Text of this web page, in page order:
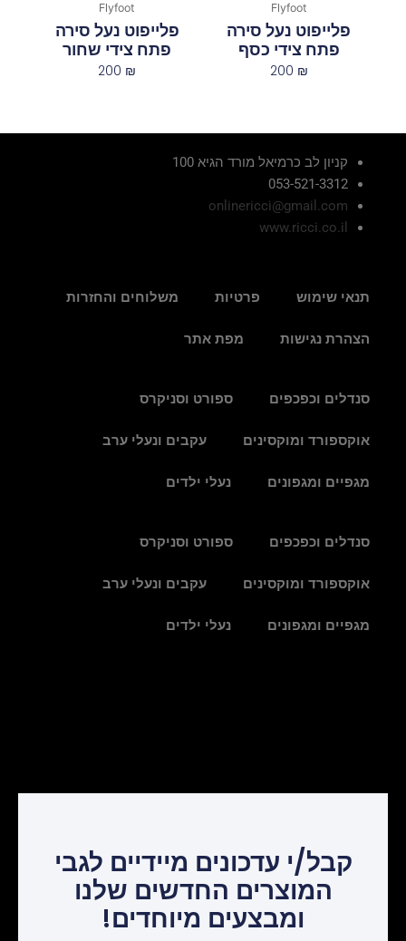
Flyfoot
פלייפוט נעל סירה
פתח צידי כסף
200 ₪
Flyfoot
פלייפוט נעל סירה
פתח צידי שחור
200 ₪
קניון לב כרמיאל מורד הגיא 100
053-521-3312
onlinericci@gmail.com
www.ricci.co.il
תנאי שימוש פרטיות משלוחים והחזרות
הצהרת נגישות מפת אתר
סנדלים וכפכפים ספורט וסניקרס
אוקספורד ומוקסינים עקבים ונעלי ערב
מגפיים ומגפונים נעלי ילדים
סנדלים וכפכפים ספורט וסניקרס
אוקספורד ומוקסינים עקבים ונעלי ערב
מגפיים ומגפונים נעלי ילדים
קבל/י עדכונים מיידיים לגבי
המוצרים החדשים שלנו
ומבצעים מיוחדים!